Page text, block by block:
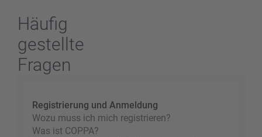
Häufig
gestellte
Fragen
Registrierung und Anmeldung
Wozu muss ich mich registrieren?
Was ist COPPA?